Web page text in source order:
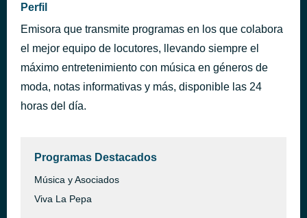
Perfil
Emisora que transmite programas en los que colabora
el mejor equipo de locutores, llevando siempre el
máximo entretenimiento con música en géneros de
moda, notas informativas y más, disponible las 24
horas del día.
Programas Destacados
Música y Asociados
Viva La Pepa